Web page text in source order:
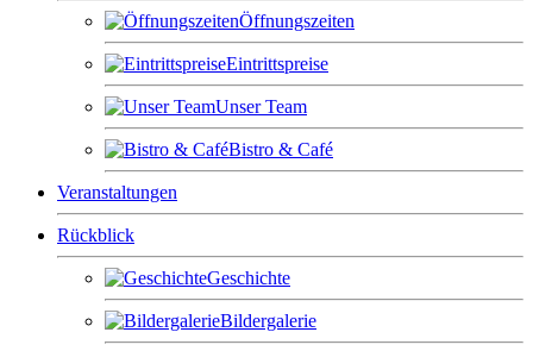
Öffnungszeiten
Eintrittspreise
Unser Team
Bistro & Café
Veranstaltungen
Rückblick
Geschichte
Bildergalerie